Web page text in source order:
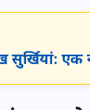
सुर्खियां: